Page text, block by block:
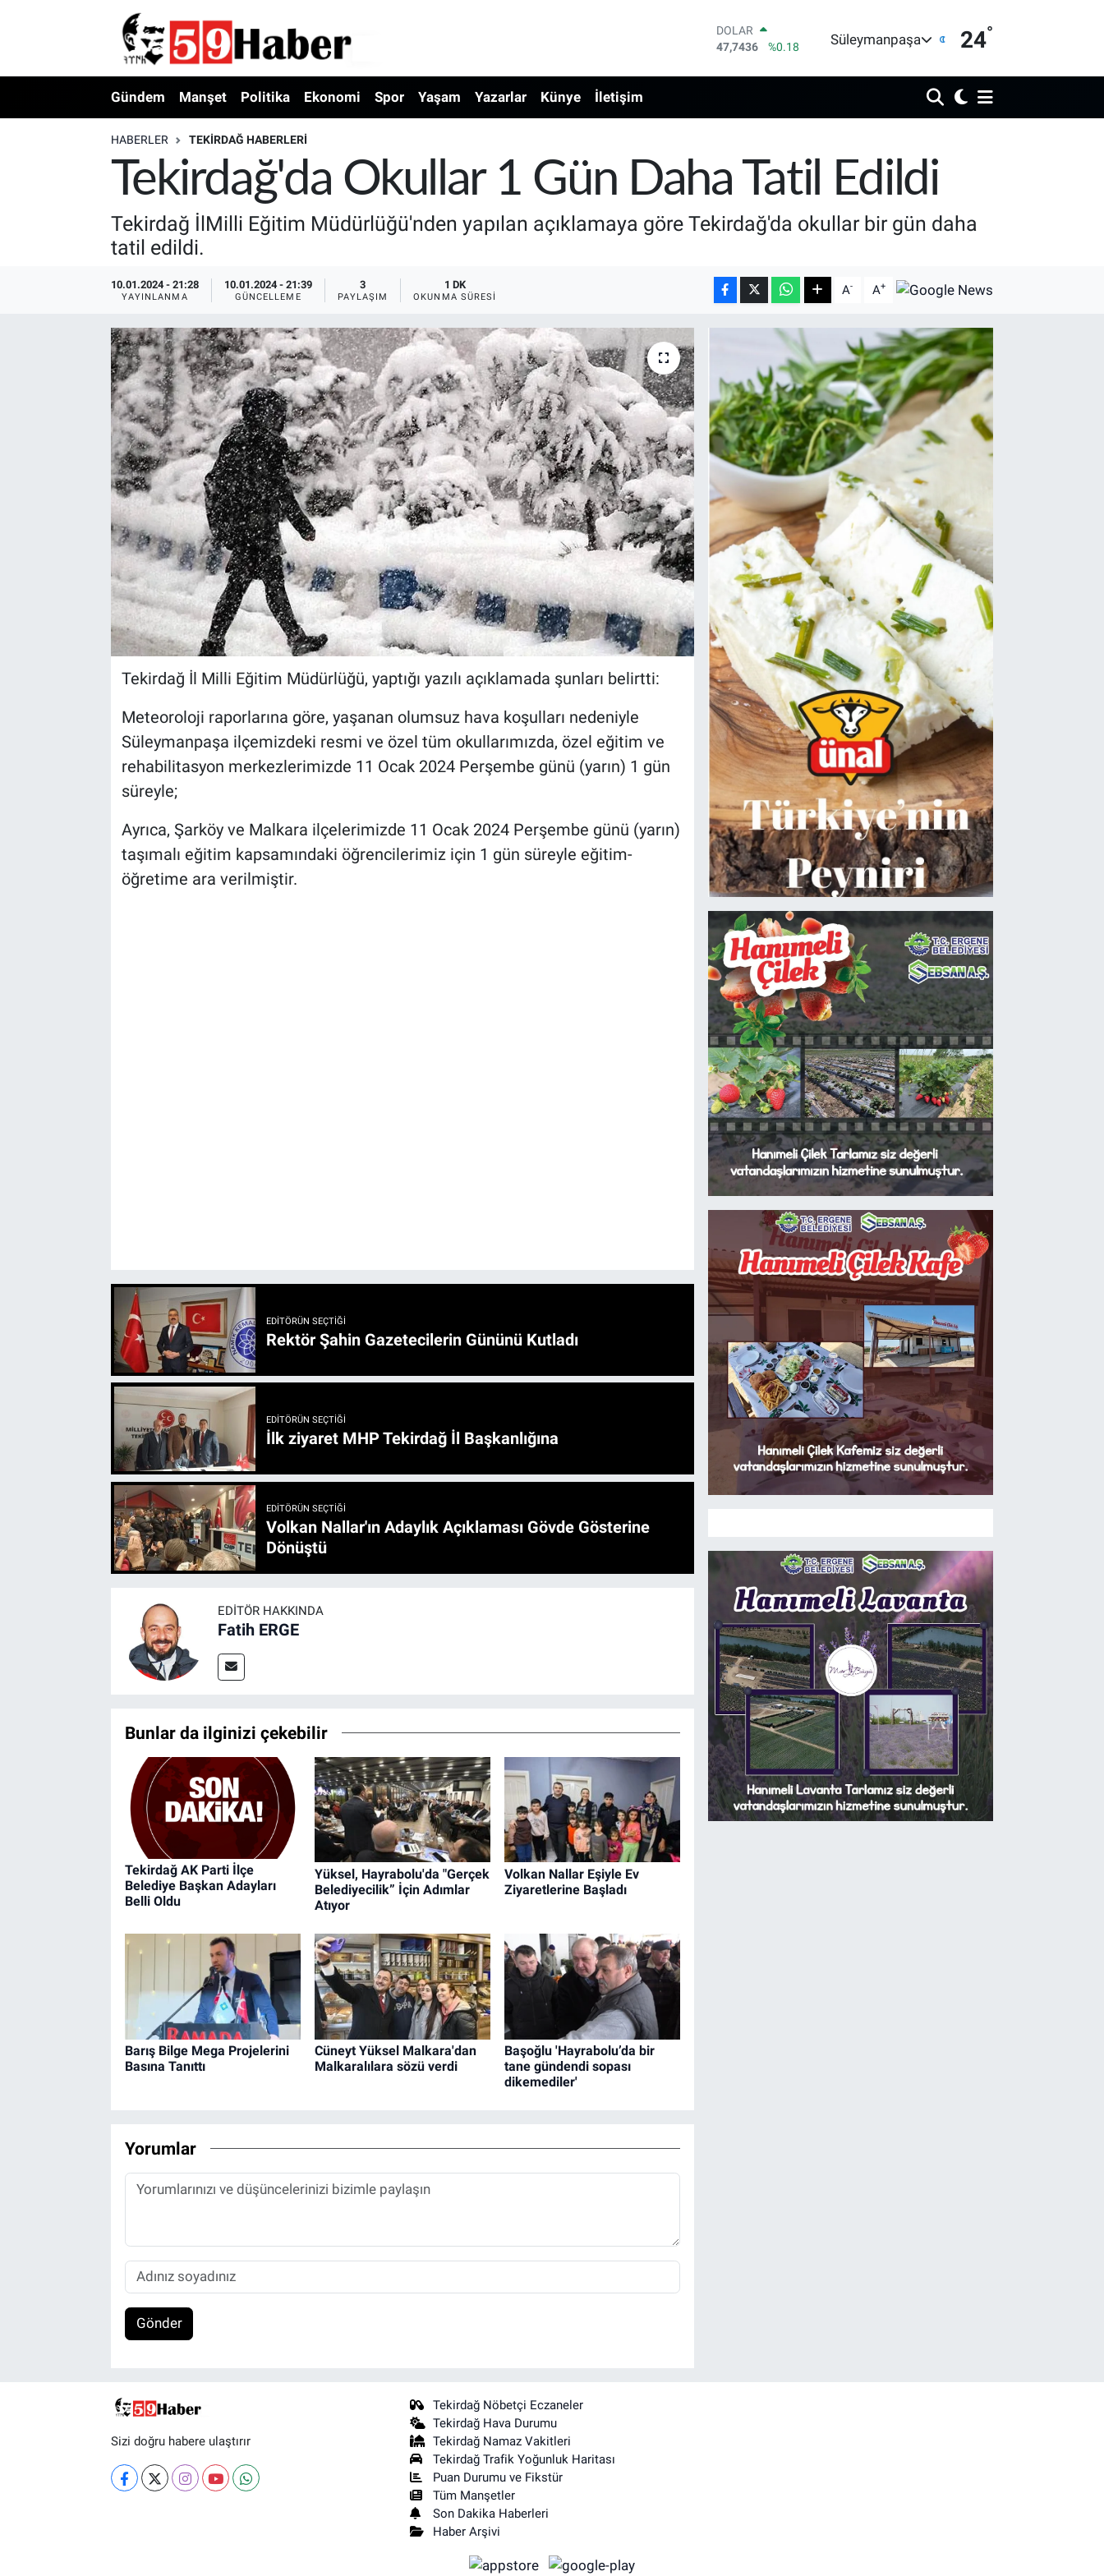
DOLAR
47,7436
%0.18
55,2510
%0.32
BİST100
13.779
%-14
BITCOIN
Süleymanpaşa 24°
Gündem Manşet Politika Ekonomi Spor Yaşam Yazarlar Künye İletişim
HABERLER TEKIRDAĞ HABERLERI
Tekirdağ'da Okullar 1 Gün Daha Tatil Edildi
Tekirdağ İlMilli Eğitim Müdürlüğü'nden yapılan açıklamaya göre Tekirdağ'da okullar bir gün daha
tatil edildi.
10.01.2024 - 21:28
YAYINLANMA
10.01.2024 - 21:39
GÜNCELLEME
3
PAYLAŞIM
1 DK
OKUNMA SÜRESI A- A+
Tekirdağ İl Milli Eğitim Müdürlüğü, yaptığı yazılı açıklamada şunları belirtti:
Meteoroloji raporlarına göre, yaşanan olumsuz hava koşulları nedeniyle
Süleymanpaşa ilçemizdeki resmi ve özel tüm okullarımızda, özel eğitim ve
rehabilitasyon merkezlerimizde 11 Ocak 2024 Perşembe günü (yarın) 1 gün
süreyle;
Ayrıca, Şarköy ve Malkara ilçelerimizde 11 Ocak 2024 Perşembe günü (yarın)
taşımalı eğitim kapsamındaki öğrencilerimiz için 1 gün süreyle eğitim-
öğretime ara verilmiştir.
EDITÖRÜN SEÇTIĞI
Rektör Şahin Gazetecilerin Gününü Kutladı
EDITÖRÜN SEÇTIĞI
İlk ziyaret MHP Tekirdağ İl Başkanlığına
EDITÖRÜN SEÇTIĞI
Volkan Nallar'ın Adaylık Açıklaması Gövde Gösterine
Dönüştü
EDITÖR HAKKINDA
Fatih ERGE
Bunlar da ilginizi çekebilir
Tekirdağ AK Parti İlçe
Belediye Başkan Adayları
Belli Oldu
Yüksel, Hayrabolu'da "Gerçek
Belediyecilik” İçin Adımlar
Atıyor
Volkan Nallar Eşiyle Ev
Ziyaretlerine Başladı
Barış Bilge Mega Projelerini
Basına Tanıttı
Cüneyt Yüksel Malkara'dan
Malkaralılara sözü verdi
Başoğlu 'Hayrabolu’da bir
tane gündendi sopası
dikemediler'
Yorumlar
Gönder
Sizi doğru habere ulaştırır
Tekirdağ Nöbetçi Eczaneler
Tekirdağ Hava Durumu
Tekirdağ Namaz Vakitleri
Tekirdağ Trafik Yoğunluk Haritası
Puan Durumu ve Fikstür
Tüm Manşetler
Son Dakika Haberleri
Haber Arşivi